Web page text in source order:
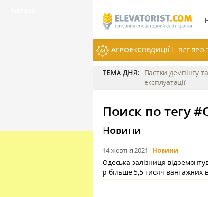
АГРОЕКСПЕДИЦІЇ ВСЕ ПРО
ТЕМА ДНЯ:
Пастки демпінгу
експлуатації
Поиск по тегу
Новини
14 жовтня 2021 Новини
Одеська залізниця
р більше 5,5 тисяч вантажних